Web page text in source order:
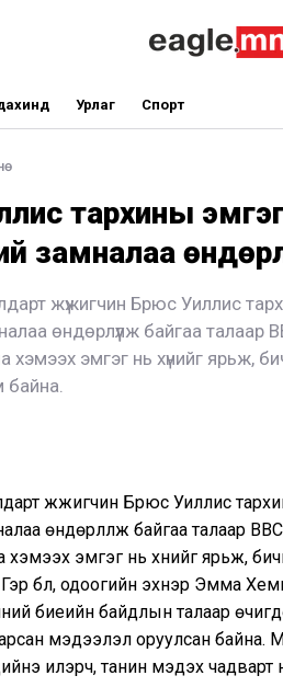
Урлаг Спорт
тархины
замналаа
жүжигчин Брюс Уиллис
өндөрлүүлж байгаа талаар
хэмээх эмгэг нь хүнийг ярьж,
байна.
жүжигчин Брюс Уиллис
өндөрлүүлж байгаа талаар
эмгэг нь хүнийг ярьж,
бүл, одоогийн эхнэр Эмма
биеийн байдлын талаар
мэдээлэл оруулсан
илэрч, танин мэдэх чадварт